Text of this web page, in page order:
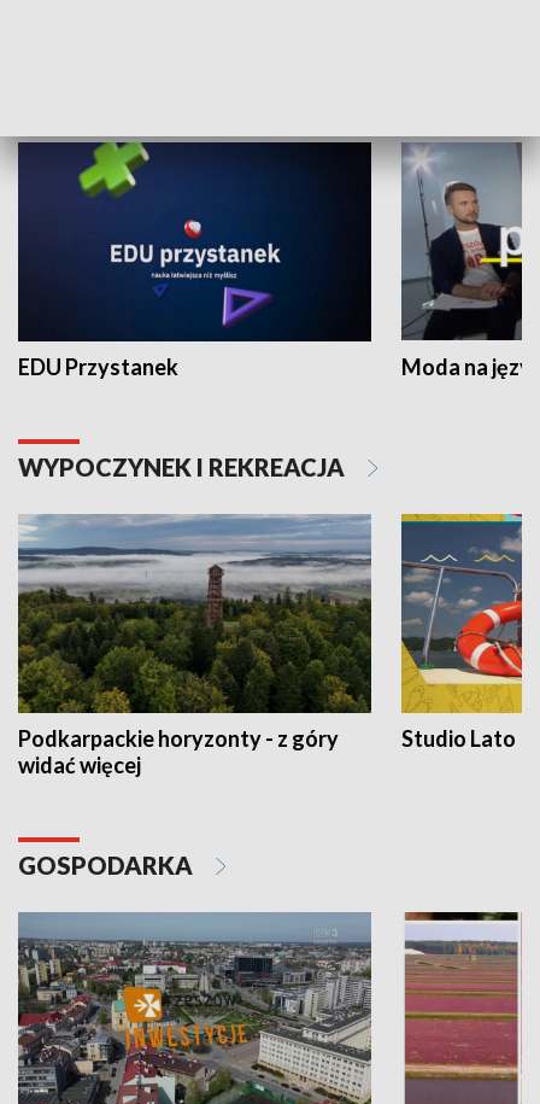
EDU Przystanek Moda na
WYPOCZYNEK I REKREACJA
Podkarpackie horyzonty - z góry
widać więcej
Studio Lato
GOSPODARKA